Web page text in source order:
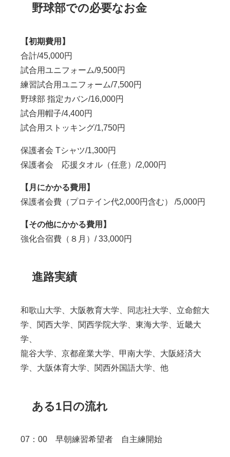
野球部での必要なお金
【初期費用】
合計/45,000円
試合用ユニフォーム/9,500円
練習試合用ユニフォーム/7,500円
野球部 指定カバン/16,000円
試合用帽子/4,400円
試合用ストッキング/1,750円
保護者会 Tシャツ/1,300円
保護者会 応援タオル（任意）/2,000円
【月にかかる費用】
保護者会費（プロテイン代2,000円含む） /5,000円
【その他にかかる費用】
強化合宿費（８月）/ 33,000円
進路実績
和歌山大学、大阪教育大学、同志社大学、立命館大
学、関西大学、関西学院大学、東海大学、近畿大
学、
龍谷大学、京都産業大学、甲南大学、大阪経済大
学、大阪体育大学、関西外国語大学、他
ある1日の流れ
07：00 早朝練習希望者 自主練開始